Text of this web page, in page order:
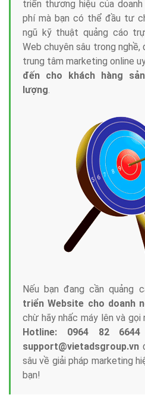
triển thương hiệu của
phí mà bạn có thể đầu tư
ngũ kỹ thuật quảng cáo
Web chuyên sâu trong
trung tâm marketing online
đến cho khách hàng
lượng.
Nếu bạn đang cần quảng
triển Website cho doanh
chừ hãy nhấc máy lên và
Hotline: 0964 82
support@vietadsgroup.vn
sâu về giải pháp marketing
bạn!